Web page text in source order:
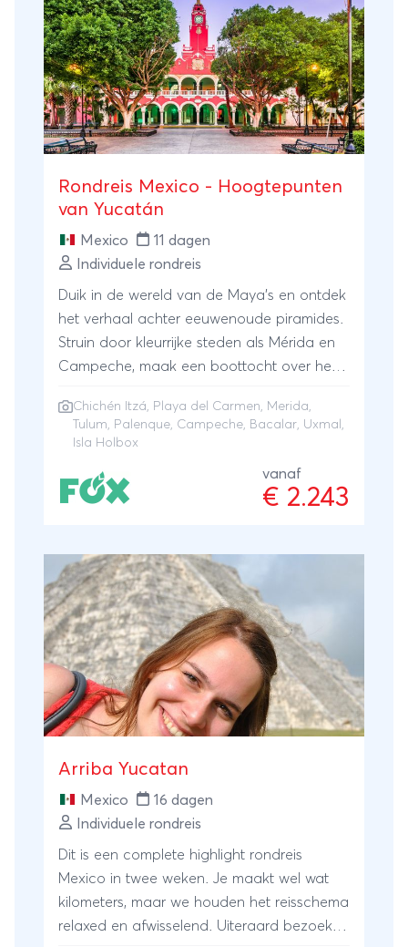
Rondreis Mexico - Hoogtepunten
van Yucatán
Mexico
11 dagen
Individuele rondreis
Duik in de wereld van de Maya's en ontdek
het verhaal achter eeuwenoude piramides.
Struin door kleurrijke steden als Mérida en
Campeche, maak een boottocht over het
verfrissende duik in cenotes en bewonder
indrukwekkende archeologische
wereldwonder Chichén Itzá. Je sluit af op
het tropische strand van Playa del Carmen.
veelzijdige land? Verleng deze reis
boordevol cultuur, natuur en historie met
extra nachten aan zee of kies voor een
verblijf op het betoverende Isla Holbox, een
paradijs waar je helemaal tot rust komt.
Chichén Itzá, Playa del Carmen, Merida,
Tulum, Palenque, Campeche, Bacalar, Uxmal,
Isla Holbox
vanaf
€ 2.243
Arriba Yucatan
Mexico
16 dagen
Individuele rondreis
Dit is een complete highlight rondreis
Mexico in twee weken. Je maakt wel wat
kilometers, maar we houden het reisschema
relaxed en afwisselend. Uiteraard bezoek je